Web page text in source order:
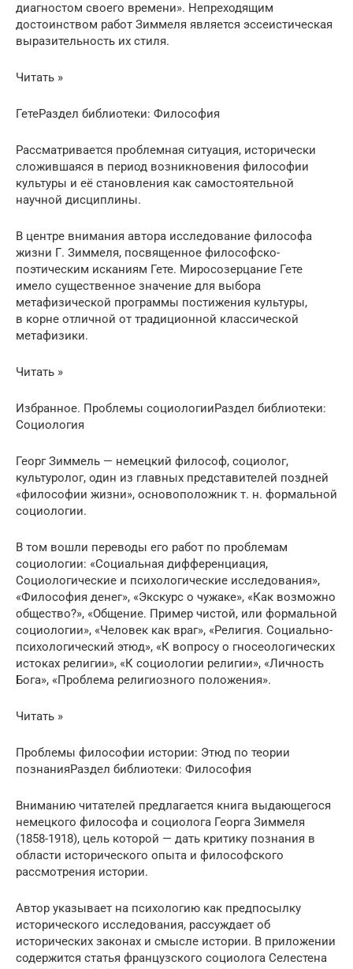
диагностом своего времени». Непреходящим
достоинством работ Зиммеля является эссеистическая
выразительность их стиля.
Читать »
ГетеРаздел библиотеки: Философия
Рассматривается проблемная ситуация, исторически
сложившаяся в период возникновения философии
культуры и её становления как самостоятельной
научной дисциплины.
В центре внимания автора исследование философа
жизни Г. Зиммеля, посвященное философско-
поэтическим исканиям Гете. Миросозерцание Гете
имело существенное значение для выбора
метафизической программы постижения культуры,
в корне отличной от традиционной классической
метафизики.
Читать »
Избранное. Проблемы социологииРаздел библиотеки:
Социология
Георг Зиммель — немецкий философ, социолог,
культуролог, один из главных представителей поздней
«философии жизни», основоположник т. н. формальной
социологии.
В том вошли переводы его работ по проблемам
социологии: «Социальная дифференциация,
Социологические и психологические исследования»,
«Философия денег», «Экскурс о чужаке», «Как возможно
общество?», «Общение. Пример чистой, или формальной
социологии», «Человек как враг», «Религия. Социально-
психологический этюд», «К вопросу о гносеологических
истоках религии», «К социологии религии», «Личность
Бога», «Проблема религиозного положения».
Читать »
Проблемы философии истории: Этюд по теории
познанияРаздел библиотеки: Философия
Вниманию читателей предлагается книга выдающегося
немецкого философа и социолога Георга Зиммеля
(1858-1918), цель которой — дать критику познания в
области исторического опыта и философского
рассмотрения истории.
Автор указывает на психологию как предпосылку
исторического исследования, рассуждает об
исторических законах и смысле истории. В приложении
содержится статья французского социолога Селестена